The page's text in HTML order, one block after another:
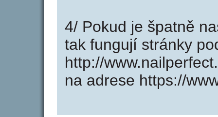
4/ Pokud je špatně
tak fungují stránky
http://
na adrese https://